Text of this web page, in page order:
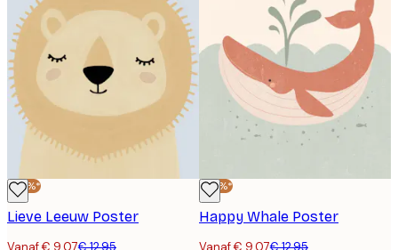
-30%*
Lieve Leeuw Poster
-30%*
Happy Whale Poster